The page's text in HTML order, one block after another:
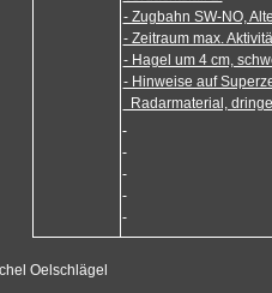
- Zugbahn SW-NO,
- Zeitraum max.
- Hagel um 4 cm,
- Hinweise auf
Radarmaterial,
Oelschlägel